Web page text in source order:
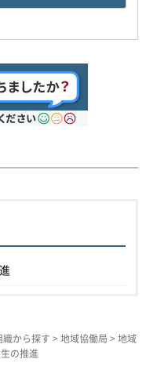
織から探す > 地域協働局 > 地域
の推進